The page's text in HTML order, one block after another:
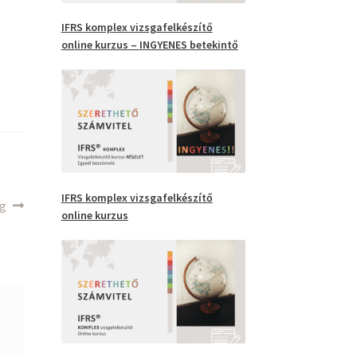
IFRS komplex vizsgafelkészítő
online kurzus – INGYENES betekintő
IFRS komplex vizsgafelkészítő
online kurzus